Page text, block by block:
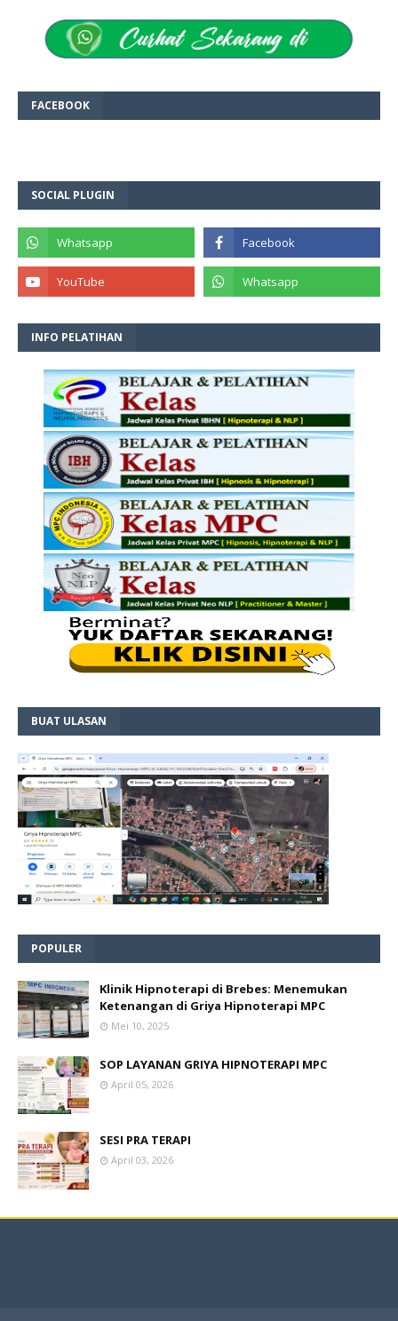
FACEBOOK
SOCIAL PLUGIN
INFO PELATIHAN
BUAT ULASAN
POPULER
Klinik Hipnoterapi di Brebes: Menemukan
Ketenangan di Griya Hipnoterapi MPC
Mei 10, 2025
SOP LAYANAN GRIYA HIPNOTERAPI MPC
April 05, 2026
SESI PRA TERAPI
April 03, 2026